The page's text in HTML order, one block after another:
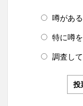
噂があ
特に噂
調査し
投